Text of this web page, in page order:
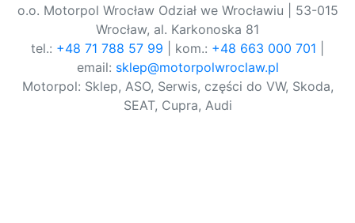
o.o. Motorpol Wrocław Odział we Wrocławiu | 53-015
Wrocław, al. Karkonoska 81
tel.: +48 71 788 57 99 | kom.: +48 663 000 701
email: sklep@motorpolwroclaw.pl
Motorpol: Sklep, ASO, Serwis, części do VW, Skoda,
SEAT, Cupra, Audi